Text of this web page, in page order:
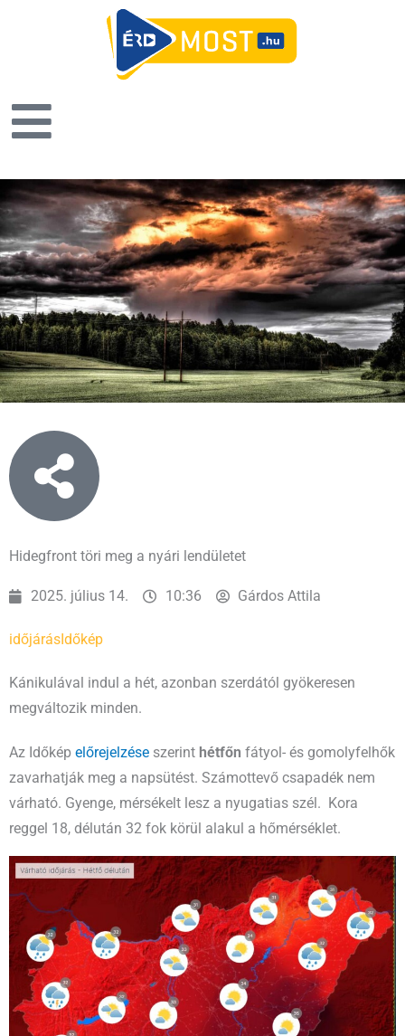
Hidegfront töri meg a nyári lendületet
2025. július 14. 10:36 Gárdos Attila
időjárás Időkép
Kánikulával indul a hét, azonban szerdától gyökeresen
megváltozik minden.
Az Időkép előrejelzése szerint hétfőn fátyol- és gomolyfelhők
zavarhatják meg a napsütést. Számottevő csapadék nem
várható. Gyenge, mérsékelt lesz a nyugatias szél. Kora
reggel 18, délután 32 fok körül alakul a hőmérséklet.